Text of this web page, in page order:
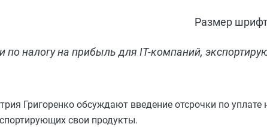
Размер
по налогу на прибыль для IT-компаний,
Григоренко обсуждают введение отсрочки по уплате
свои продукты.